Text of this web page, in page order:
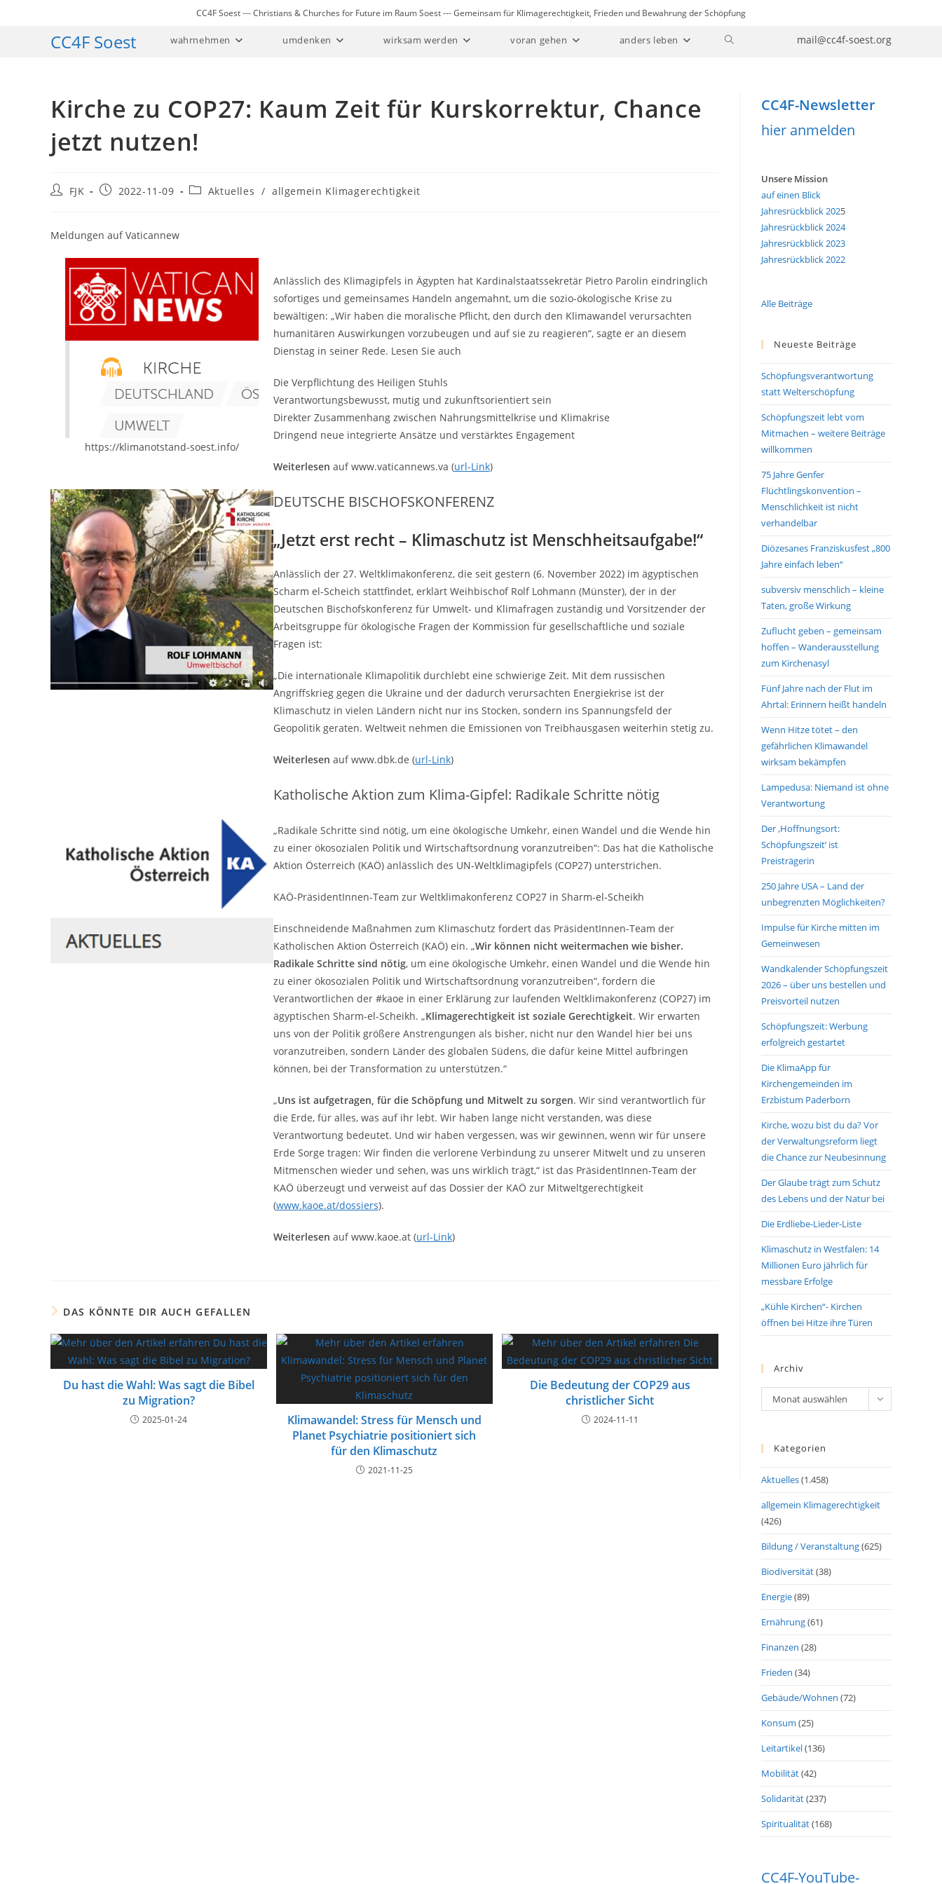
CC4F Soest --- Christians & Churches for Future im Raum Soest --- Gemeinsam für Klimagerechtigkeit, Frieden und Bewahrung der Schöpfung
CC4F Soest mail@cc4f-soest.org
wahrnehmen umdenken wirksam werden voran gehen anders leben
Website-
Kirche zu COP27: Kaum Zeit für Kurskorrektur, Chance
jetzt nutzen!
Beitrags-
FJK
Beitrag2022-11-09
Beitrags-
Aktuelles / allgemein Klimagerechtigkeit
Meldungen auf Vaticannew
https://klimanotstand-soest.info/
Anlässlich des Klimagipfels in Ägypten hat Kardinalstaatssekretär Pietro Parolin eindringlich
sofortiges und gemeinsames Handeln angemahnt, um die sozio-ökologische Krise zu
bewältigen: „Wir haben die moralische Pflicht, den durch den Klimawandel verursachten
humanitären Auswirkungen vorzubeugen und auf sie zu reagieren“, sagte er an diesem
Dienstag in seiner Rede. Lesen Sie auch
Die Verpflichtung des Heiligen Stuhls
Verantwortungsbewusst, mutig und zukunftsorientiert sein
Direkter Zusammenhang zwischen Nahrungsmittelkrise und Klimakrise
Dringend neue integrierte Ansätze und verstärktes Engagement
Weiterlesen auf www.vaticannews.va (url-Link)
DEUTSCHE BISCHOFSKONFERENZ
„Jetzt erst recht – Klimaschutz ist Menschheitsaufgabe!“
Anlässlich der 27. Weltklimakonferenz, die seit gestern (6. November 2022) im ägyptischen
Scharm el-Scheich stattfindet, erklärt Weihbischof Rolf Lohmann (Münster), der in der
Deutschen Bischofskonferenz für Umwelt- und Klimafragen zuständig und Vorsitzender der
Arbeitsgruppe für ökologische Fragen der Kommission für gesellschaftliche und soziale
Fragen ist:
„Die internationale Klimapolitik durchlebt eine schwierige Zeit. Mit dem russischen
Angriffskrieg gegen die Ukraine und der dadurch verursachten Energiekrise ist der
Klimaschutz in vielen Ländern nicht nur ins Stocken, sondern ins Spannungsfeld der
Geopolitik geraten. Weltweit nehmen die Emissionen von Treibhausgasen weiterhin stetig zu.
Weiterlesen auf www.dbk.de (url-Link)
Katholische Aktion zum Klima-Gipfel: Radikale Schritte nötig
„Radikale Schritte sind nötig, um eine ökologische Umkehr, einen Wandel und die Wende hin
zu einer ökosozialen Politik und Wirtschaftsordnung voranzutreiben“: Das hat die Katholische
Aktion Österreich (KAÖ) anlässlich des UN-Weltklimagipfels (COP27) unterstrichen.
KAÖ-PräsidentInnen-Team zur Weltklimakonferenz COP27 in Sharm-el-Scheikh
Einschneidende Maßnahmen zum Klimaschutz fordert das PräsidentInnen-Team der
Katholischen Aktion Österreich (KAÖ) ein. „Wir können nicht weitermachen wie bisher.
Radikale Schritte sind nötig, um eine ökologische Umkehr, einen Wandel und die Wende hin
zu einer ökosozialen Politik und Wirtschaftsordnung voranzutreiben“, fordern die
Verantwortlichen der #kaoe in einer Erklärung zur laufenden Weltklimakonferenz (COP27) im
ägyptischen Sharm-el-Scheikh. „Klimagerechtigkeit ist soziale Gerechtigkeit. Wir erwarten
uns von der Politik größere Anstrengungen als bisher, nicht nur den Wandel hier bei uns
voranzutreiben, sondern Länder des globalen Südens, die dafür keine Mittel aufbringen
können, bei der Transformation zu unterstützen.“
„Uns ist aufgetragen, für die Schöpfung und Mitwelt zu sorgen. Wir sind verantwortlich für
die Erde, für alles, was auf ihr lebt. Wir haben lange nicht verstanden, was diese
Verantwortung bedeutet. Und wir haben vergessen, was wir gewinnen, wenn wir für unsere
Erde Sorge tragen: Wir finden die verlorene Verbindung zu unserer Mitwelt und zu unseren
Mitmenschen wieder und sehen, was uns wirklich trägt,“ ist das PräsidentInnen-Team der
KAÖ überzeugt und verweist auf das Dossier der KAÖ zur Mitweltgerechtigkeit
(www.kaoe.at/dossiers).
Weiterlesen auf www.kaoe.at (url-Link)
DAS KÖNNTE DIR AUCH GEFALLEN
Du hast die Wahl: Was sagt die Bibel
zu Migration?
2025-01-24
Klimawandel: Stress für Mensch und
Planet Psychiatrie positioniert sich
für den Klimaschutz
2021-11-25
Die Bedeutung der COP29 aus
christlicher Sicht
2024-11-11
CC4F-Newsletter
hier anmelden
Unsere Mission
auf einen Blick
Jahresrückblick 2025
Jahresrückblick 2024
Jahresrückblick 2023
Jahresrückblick 2022
Alle Beiträge
Neueste Beiträge
Schöpfungsverantwortung
statt Welterschöpfung
Schöpfungszeit lebt vom
Mitmachen – weitere Beiträge
willkommen
75 Jahre Genfer
Flüchtlingskonvention –
Menschlichkeit ist nicht
verhandelbar
Diözesanes Franziskusfest „800
Jahre einfach leben“
subversiv menschlich – kleine
Taten, große Wirkung
Zuflucht geben – gemeinsam
hoffen – Wanderausstellung
zum Kirchenasyl
Fünf Jahre nach der Flut im
Ahrtal: Erinnern heißt handeln
Wenn Hitze tötet – den
gefährlichen Klimawandel
wirksam bekämpfen
Lampedusa: Niemand ist ohne
Verantwortung
Der ‚Hoffnungsort:
Schöpfungszeit‘ ist
Preisträgerin
250 Jahre USA – Land der
unbegrenzten Möglichkeiten?
Impulse für Kirche mitten im
Gemeinwesen
Wandkalender Schöpfungszeit
2026 – über uns bestellen und
Preisvorteil nutzen
Schöpfungszeit: Werbung
erfolgreich gestartet
Die KlimaApp für
Kirchengemeinden im
Erzbistum Paderborn
Kirche, wozu bist du da? Vor
der Verwaltungsreform liegt
die Chance zur Neubesinnung
Der Glaube trägt zum Schutz
des Lebens und der Natur bei
Die Erdliebe-Lieder-Liste
Klimaschutz in Westfalen: 14
Millionen Euro jährlich für
messbare Erfolge
„Kühle Kirchen“- Kirchen
öffnen bei Hitze ihre Türen
Archiv
Archiv
Monat auswählen
Kategorien
Aktuelles(1.458)
allgemein Klimagerechtigkeit
(426)
Bildung / Veranstaltung(625)
Biodiversität(38)
Energie(89)
Ernährung(61)
Finanzen (28)
Frieden (34)
Gebäude/Wohnen (72)
Konsum (25)
Leitartikel(136)
Mobilität(42)
Solidarität(237)
Spiritualität(168)
CC4F-YouTube-